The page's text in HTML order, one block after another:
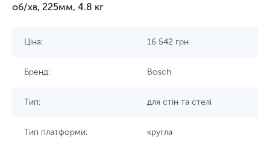
об/хв, 225мм, 4.8 кг
Ціна: 16 542 грн
Бренд: Bosch
Тип: для стін та стелі
Тип платформи: кругла